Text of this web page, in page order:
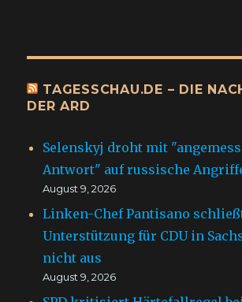
TAGESSCHAU.DE – DIE
DER ARD
Selenskyj droht mit
Antwort" auf russische
August 9, 2026
Linken-Chef Pantisano
Unterstützung für CDU in
nicht aus
August 9, 2026